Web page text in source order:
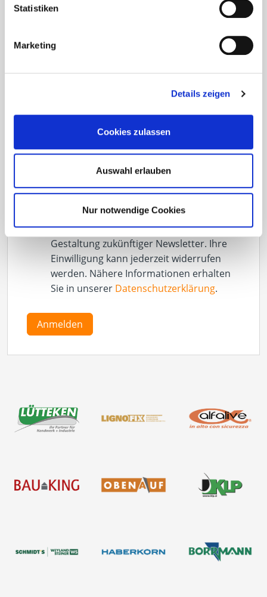
Statistiken
Marketing
Details zeigen
Cookies zulassen
Auswahl erlauben
Nur notwendige Cookies
Dach
erklären Sie sich mit dem Erhalt von E-
Mails zu o. g. Themen einverstanden.
Weiterhin willigen Sie ein, dass wir die
Öffnungs- und Klickraten unserer
Newsletter erheben und in
Empfängerprofilen zusammenfassen
zum Zwecke der Personalisierung und
Gestaltung zukünftiger Newsletter. Ihre
Einwilligung kann jederzeit widerrufen
werden. Nähere Informationen erhalten
Sie in unserer Datenschutzerklärung.